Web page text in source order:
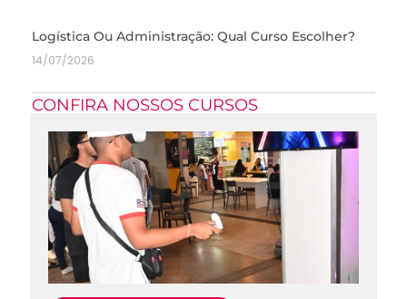
Logística Ou Administração: Qual Curso Escolher?
14/07/2026
CONFIRA NOSSOS CURSOS